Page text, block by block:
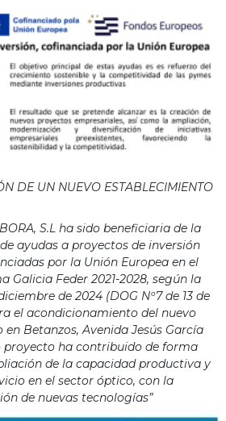
DE UN NUEVO ESTABLECIMIENTO
S.L ha sido beneficiaria de la
ayudas a proyectos de inversión
por la Unión Europea en el
Galicia Feder 2021-2028, según la
de 2024 (DOG Nº7 de 13 de
el acondicionamiento del nuevo
Betanzos, Avenida Jesús García
proyecto ha contribuido de forma
de la capacidad productiva y
en el sector óptico, con la
de nuevas tecnologías”